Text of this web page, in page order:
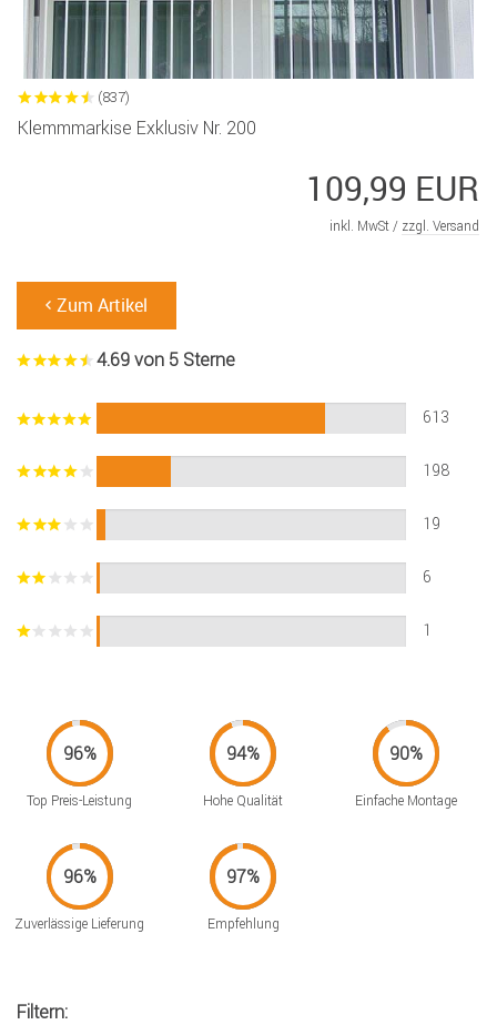
(837)
Klemmmarkise Exklusiv Nr. 200
109,99 EUR
inkl. MwSt / zzgl. Versand
Zum Artikel
4.69 von 5 Sterne
613
198
19
6
1
Top Preis-Leistung Hohe Qualität Einfache Montage
Zuverlässige Lieferung Empfehlung
Filtern: